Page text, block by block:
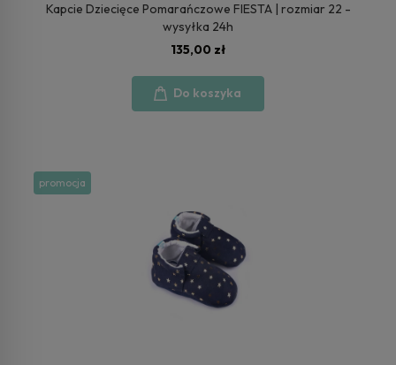
Kapcie Dziecięce Pomarańczowe FIESTA | rozmiar 22 -
wysyłka 24h
135,00 zł
Do koszyka
promocja